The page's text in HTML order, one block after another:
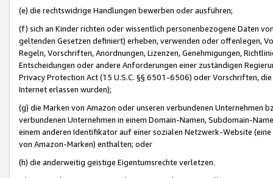
(e) die rechtswidrige Handlungen bewerben oder ausführen;
(f) sich an Kinder richten oder wissentlich personenbezogene Daten
geltenden Gesetzen definiert) erheben, verwenden oder offenlegen,
Regeln, Vorschriften, Anordnungen, Lizenzen, Genehmigungen,
Entscheidungen oder andere Anforderungen einer zuständigen
Privacy Protection Act (15 U.S.C. §§ 6501-6506) oder Vorschriften,
Internet erlassen wurden);
(g) die Marken von Amazon oder unseren verbundenen Unternehmen
verbundenen Unternehmen in einem Domain-Namen, Subdomain-
einem anderen Identifikator auf einer sozialen Netzwerk-Website
von Amazon-Marken) enthalten; oder
(h) die anderweitig geistige Eigentumsrechte verletzen.